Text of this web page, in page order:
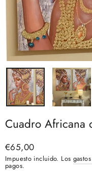
Cuadro Africana
Precio
habitual
€65,00
Impuesto incluido. Los
pagos.